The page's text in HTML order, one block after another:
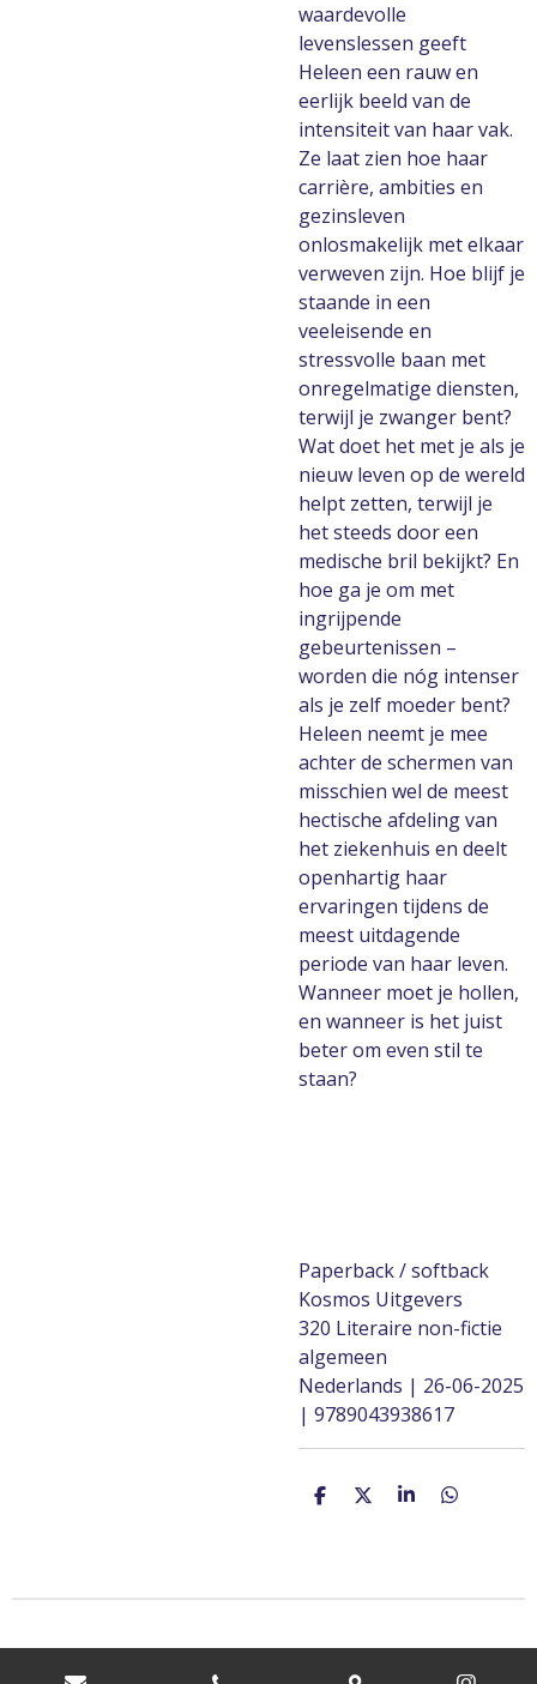
waardevolle
levenslessen geeft
Heleen een rauw en
eerlijk beeld van de
intensiteit van haar vak.
Ze laat zien hoe haar
carrière, ambities en
gezinsleven
onlosmakelijk met elkaar
verweven zijn. Hoe blijf je
staande in een
veeleisende en
stressvolle baan met
onregelmatige diensten,
terwijl je zwanger bent?
Wat doet het met je als je
nieuw leven op de wereld
helpt zetten, terwijl je
het steeds door een
medische bril bekijkt? En
hoe ga je om met
ingrijpende
gebeurtenissen –
worden die nóg intenser
als je zelf moeder bent?
Heleen neemt je mee
achter de schermen van
misschien wel de meest
hectische afdeling van
het ziekenhuis en deelt
openhartig haar
ervaringen tijdens de
meest uitdagende
periode van haar leven.
Wanneer moet je hollen,
en wanneer is het juist
beter om even stil te
staan?
Paperback / softback
Kosmos Uitgevers
320 Literaire non-fictie
algemeen
Nederlands | 26-06-2025
| 9789043938617
D
D
S
D